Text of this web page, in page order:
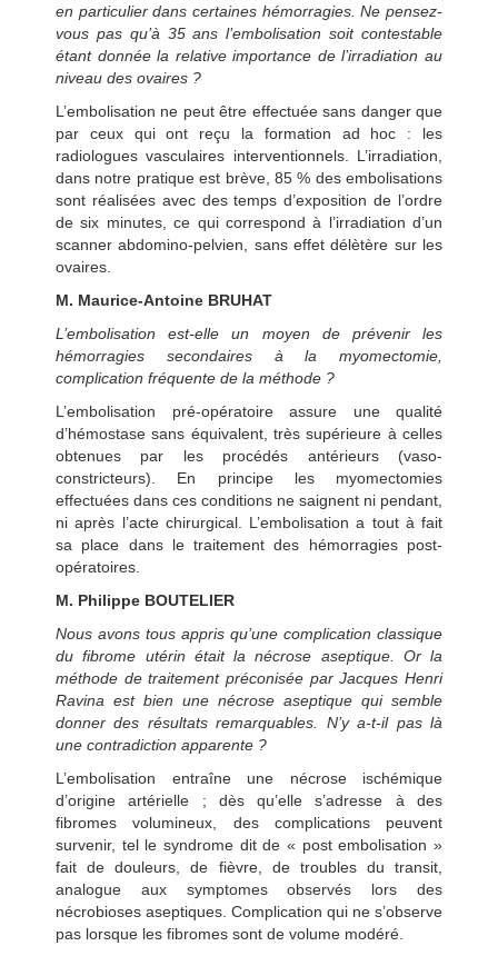
en particulier dans certaines hémorragies. Ne pensez-
vous pas qu’à 35 ans l’embolisation soit contestable
étant donnée la relative importance de l’irradiation au
niveau des ovaires ?
L’embolisation ne peut être effectuée sans danger que
par ceux qui ont reçu la formation ad hoc : les
radiologues vasculaires interventionnels. L’irradiation,
dans notre pratique est brève, 85 % des embolisations
sont réalisées avec des temps d’exposition de l’ordre
de six minutes, ce qui correspond à l’irradiation d’un
scanner abdomino-pelvien, sans effet délètère sur les
ovaires.
M. Maurice-Antoine BRUHAT
L’embolisation est-elle un moyen de prévenir les
hémorragies secondaires à la myomectomie,
complication fréquente de la méthode ?
L’embolisation pré-opératoire assure une qualité
d’hémostase sans équivalent, très supérieure à celles
obtenues par les procédés antérieurs (vaso-
constricteurs). En principe les myomectomies
effectuées dans ces conditions ne saignent ni pendant,
ni après l’acte chirurgical. L’embolisation a tout à fait
sa place dans le traitement des hémorragies post-
opératoires.
M. Philippe BOUTELIER
Nous avons tous appris qu’une complication classique
du fibrome utérin était la nécrose aseptique. Or la
méthode de traitement préconisée par Jacques Henri
Ravina est bien une nécrose aseptique qui semble
donner des résultats remarquables. N’y a-t-il pas là
une contradiction apparente ?
L’embolisation entraîne une nécrose ischémique
d’origine artérielle ; dès qu’elle s’adresse à des
fibromes volumineux, des complications peuvent
survenir, tel le syndrome dit de « post embolisation »
fait de douleurs, de fièvre, de troubles du transit,
analogue aux symptomes observés lors des
nécrobioses aseptiques. Complication qui ne s’observe
pas lorsque les fibromes sont de volume modéré.